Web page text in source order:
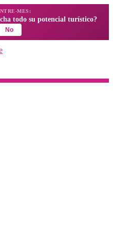
MES:
todo su potencial turístico?
No